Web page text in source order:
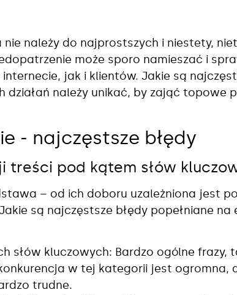
należy do najprostszych i niestety,
może sporo namieszać i
jak i klientów. Jakie są
działań należy unikać, by zająć topowe
‒ najczęstsze błędy
treści pod kątem słów
– od ich doboru uzależniona jest
są najczęstsze błędy popełniane
słów kluczowych: Bardzo ogólne frazy,
w tej kategorii jest ogromna,
trudne.